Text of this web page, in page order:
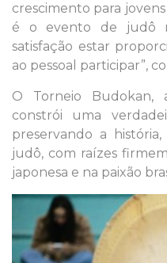
crescimento para jovens
é o evento de judô
satisfação estar
ao pessoal participar”,
O Torneio
constrói uma
preservando a
judô, com raízes
japonesa e na paixão